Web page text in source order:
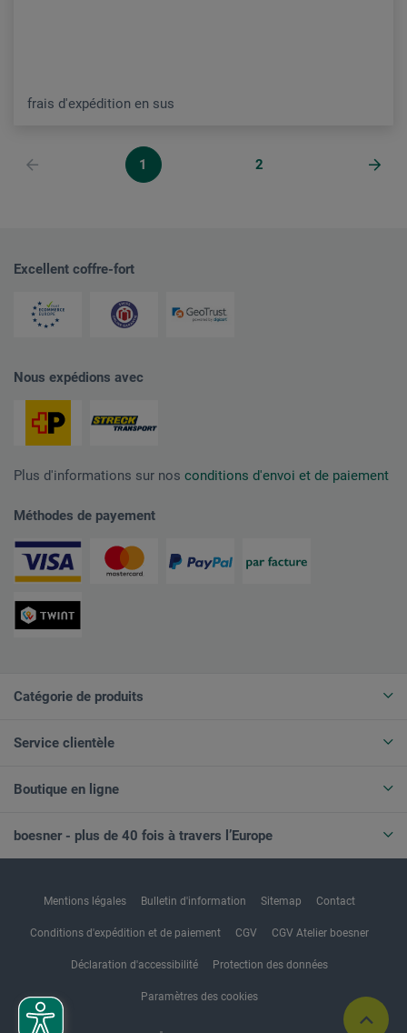
frais d'expédition en sus
1 2
Excellent coffre-fort
Nous expédions avec
Plus d'informations sur nos conditions d'envoi et de paiement
Méthodes de payement
Catégorie de produits
Service clientèle
Boutique en ligne
boesner - plus de 40 fois à travers l’Europe
Mentions légales Bulletin d'information Sitemap Contact
Conditions d'expédition et de paiement CGV CGV Atelier boesner
Déclaration d'accessibilité Protection des données
Paramètres des cookies